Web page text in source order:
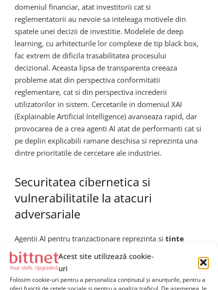
Acest site utilizează cookie-
uri
Folosim cookie-uri pentru a personaliza conținutul și anunțurile, pentru a
domeniul financiar, atat investitorii cat si
reglementatorii au nevoie sa inteleaga motivele din
spatele unei decizii de investitie. Modelele de deep
learning, cu arhitecturile lor complexe de tip black box,
fac extrem de dificila trasabilitatea procesului
decizional. Aceasta lipsa de transparenta creeaza
probleme atat din perspectiva conformitatii
reglementare, cat si din perspectiva increderii
utilizatorilor in sistem. Cercetarile in domeniul XAI
(Explainable Artificial Intelligence) avanseaza rapid, dar
provocarea de a crea agenti AI atat de performanti cat si
pe deplin explicabili ramane deschisa si reprezinta una
dintre prioritatile de cercetare ale industriei.
Securitatea cibernetica si
vulnerabilitatile la atacuri
adversariale
Agentii AI pentru tranzactionare reprezinta si tinte
atractive pentru atacuri cibernetice sofisticate
special asa-numitele atacuri adversariale, in care actori
malitioisi introduc deliberat informatii false sau
distorsionate in fluxul de date al agentului pentru a-l